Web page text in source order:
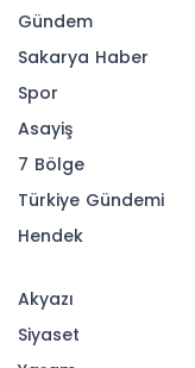
Gündem
Sakarya Haber
Spor
Asayiş
7 Bölge
Türkiye Gündemi
Hendek
Akyazı
Siyaset